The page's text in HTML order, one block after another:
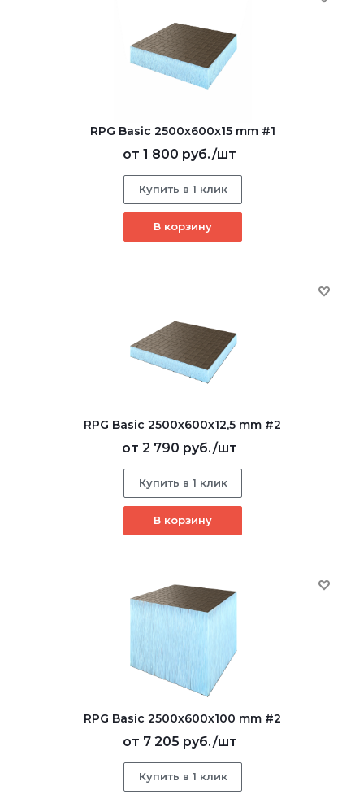
RPG Basic 2500х600х15 mm #1
от 1 800 руб./шт
Купить в 1 клик
В корзину
RPG Basic 2500х600х12,5 mm #2
от 2 790 руб./шт
Купить в 1 клик
В корзину
RPG Basic 2500х600х100 mm #2
от 7 205 руб./шт
Купить в 1 клик